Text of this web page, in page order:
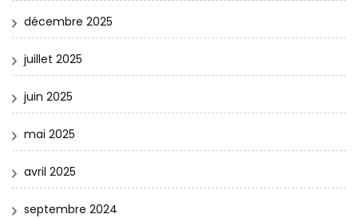
décembre 2025
juillet 2025
juin 2025
mai 2025
avril 2025
septembre 2024